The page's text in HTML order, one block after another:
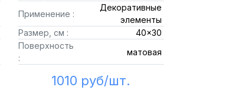
Применение :
Декоративные
элементы
Размер, см :
40x30
Поверхность
:
матовая
1010 руб/шт.